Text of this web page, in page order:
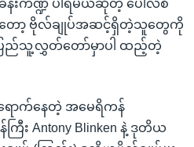
းကဏ္ဍ ပါရမယ်ဆိုတဲ့ ပေါ်လစီ
ာတော့ ဗိုလ်ချုပ်အဆင့်ရှိတဲ့သူတွေကို
ပြည်သူ့လွှတ်တော်မှာပါ ထည့်တဲ့
ရောက်နေတဲ့ အမေရိကန်
ြီး Antony Blinken နဲ့ ဒုတိယ